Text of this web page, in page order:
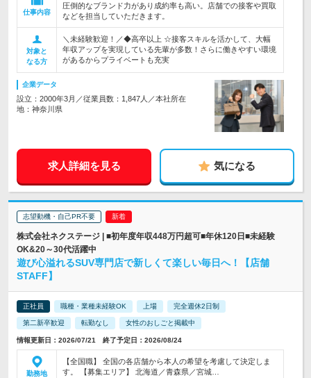
仕事内容
圧倒的なブランド力があり成約率も高い。店舗での接客や買取
などを担当していただきます。
対象と
なる方
＼未経験歓迎！／◆高卒以上 ☆接客スキルを活かして、大幅
年収アップを実現している先輩が多数！さらに働きやすい環境
があるからプライベートも充実
企業データ
設立：2000年3月／従業員数：1,847人／本社所在
地：神奈川県
求人詳細を見る 気になる
志望動機・自己PR不要
株式会社ネクステージ | ■初年度年収448万円超可■年休120日■未経験
OK&20～30代活躍中
遊び心溢れるSUV専門店で新しくて楽しい毎日へ！【店舗
STAFF】
正社員 職種・業種未経験OK 上場 完全週休2日制
第二新卒歓迎 転勤なし 女性のおしごと掲載中
情報更新日：2026/07/21 終了予定日：2026/08/24
勤務地
【全国職】 全国の各店舗から本人の希望を考慮して決定しま
す。 【募集エリア】 北海道／青森県／宮城…